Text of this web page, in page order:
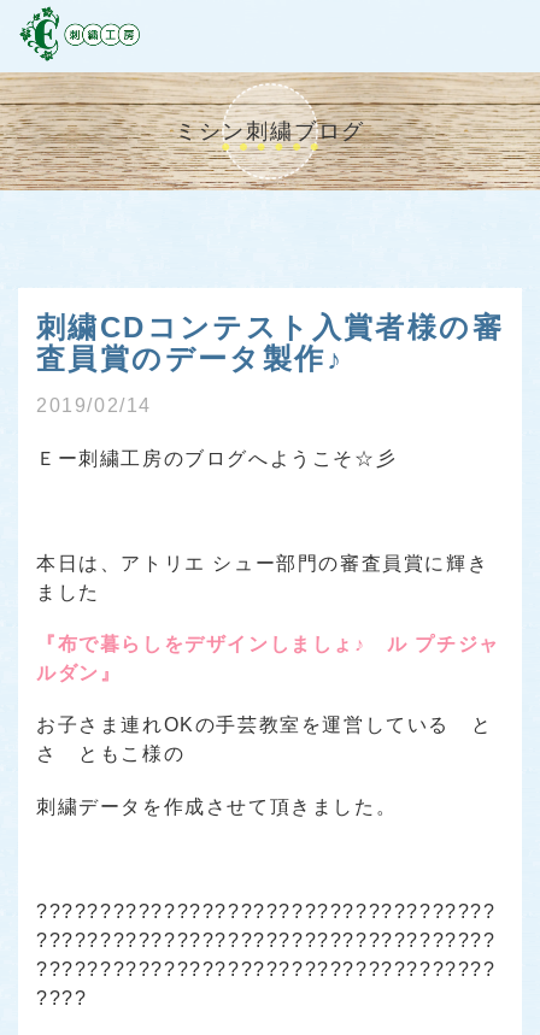
ミシン刺繍ブログ
刺繍CDコンテスト入賞者様の審
査員賞のデータ製作♪
2019/02/14
Ｅー刺繍工房のブログへようこそ☆彡
本日は、アトリエ シュー部門の審査員賞に輝き
ました
『布で暮らしをデザインしましょ♪ ル プチジャ
ルダン』
お子さま連れOKの手芸教室を運営している と
さ ともこ様の
刺繍データを作成させて頂きました。
????????????????????????????????????
????????????????????????????????????
????????????????????????????????????
????